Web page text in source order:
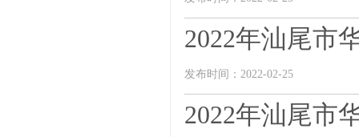
2022年汕尾市
发布时间：2022-02-25
2022年汕尾市